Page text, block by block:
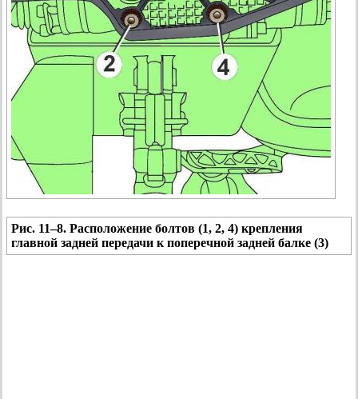
Рис. 11–8. Расположение болтов (1, 2, 4) крепления
главной задней передачи к поперечной задней балке (3)